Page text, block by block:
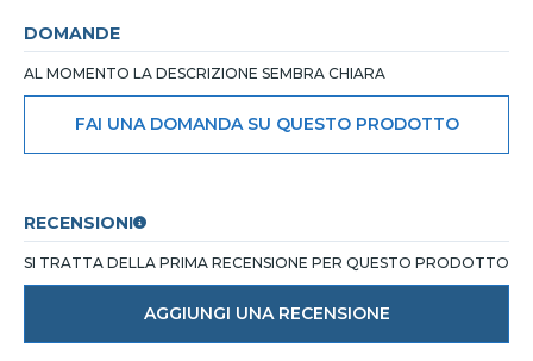
DOMANDE
AL MOMENTO LA DESCRIZIONE SEMBRA CHIARA
FAI UNA DOMANDA SU QUESTO PRODOTTO
RECENSIONI
SI TRATTA DELLA PRIMA RECENSIONE PER QUESTO PRODOTTO
AGGIUNGI UNA RECENSIONE